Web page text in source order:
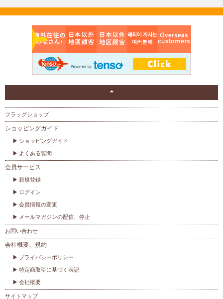
フラッグショップ
ショッピングガイド
ショッピングガイド
よくある質問
会員サービス
新規登録
ログイン
会員情報の変更
メールマガジンの配信、停止
お問い合わせ
会社概要、規約
プライバシーポリシー
特定商取引に基づく表記
会社概要
サイトマップ